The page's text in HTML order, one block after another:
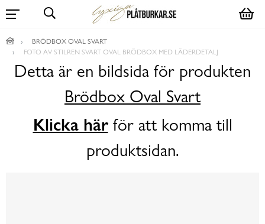
BRÖDBOX OVAL SVART
FOTO AV STILREN SVART OVAL BRÖDBOX MED LÄDERDETALJ
Detta är en bildsida för produkten
Brödbox Oval Svart
Klicka härför att komma till
produktsidan.